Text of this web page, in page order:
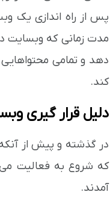
پس از راه اندازی یک
مدت زمانی که وبسایت
دهد و تمامی
کند.
دلیل قرار گیری
در گذشته و پیش از
که شروع به فعالیت می
آمدند.